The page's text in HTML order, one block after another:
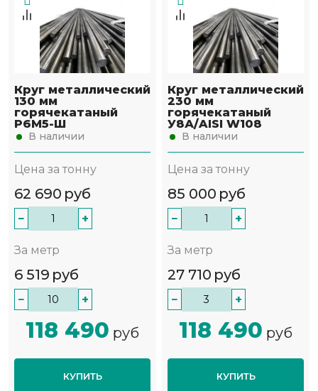
Круг металлический
130 мм
горячекатаный
Р6М5-Ш
В наличии
Цена за тонну
62 690 руб
− +
За метр
6 519 руб
− +
118 490 руб
КУПИТЬ
Круг металлический
230 мм
горячекатаный
У8А/AISI W108
В наличии
Цена за тонну
85 000 руб
− +
За метр
27 710 руб
− +
118 490 руб
КУПИТЬ